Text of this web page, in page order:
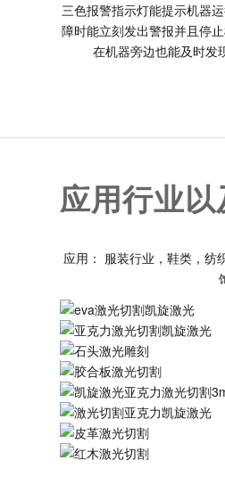
三色报警指示灯能提示机器
障时能立刻发出警报并且停
在机器旁边也能及时发
应用行业
应用： 服装行业，鞋类，纺